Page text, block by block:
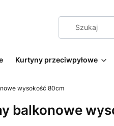
Kurtyny przeciwpyłowe
wysokość 80cm
balkonowe